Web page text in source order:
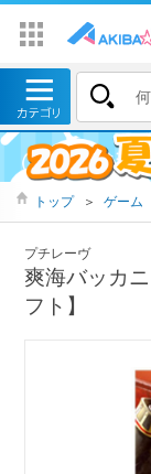
トップ ＞ ゲーム
プチレーヴ
爽海バッカ
フト】